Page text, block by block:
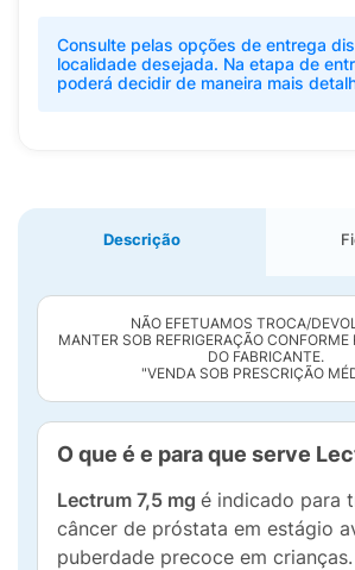
Consulte pelas opções de entrega
localidade desejada. Na etapa de
poderá decidir de maneira mais
Descrição
NÃO EFETUAMOS TROCA/
MANTER SOB REFRIGERAÇÃO
DO FABRICANTE.
"VENDA SOB PRESCRIÇÃO
O que é e para que serve
Lectrum 7,5 mg é indicado para
câncer de próstata em estágio
puberdade precoce em crianças.